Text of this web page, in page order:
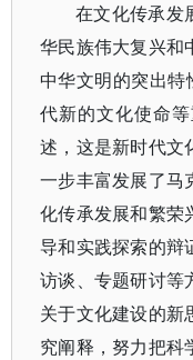
在文化传承发
华民族伟大复兴和
中华文明的突出特
代新的文化使命
述，这是新时代文
一步丰富发展了马
化传承发展和繁荣
导和实践探索的辩
访谈、专题研讨等
关于文化建设的新
究阐释，努力把科